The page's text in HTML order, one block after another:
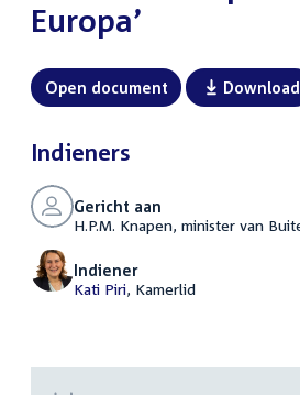
Europa’
Open document Download
Indieners
Gericht aan
H.P.M. Knapen, minister van
Indiener
Kati Piri, Kamerlid